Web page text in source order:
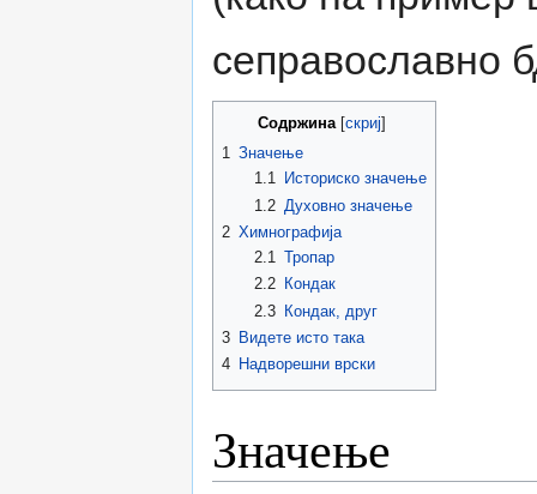
сеправославно
Содржина[ скриј
1 Значење
1.1
Историско значење
1.2 Духовно значење
2 Химнографија
2.1 Тропар
2.2
Кондак
2.3
Кондак, друг
3 Видете исто така
4 Надворешни врски
Значење